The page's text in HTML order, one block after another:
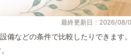
最終更新日：2026/08/
備などの条件で比較したりできます